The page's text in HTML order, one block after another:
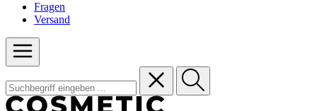
Fragen
Versand